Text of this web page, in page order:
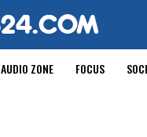
AUDIO ZONE FOCUS